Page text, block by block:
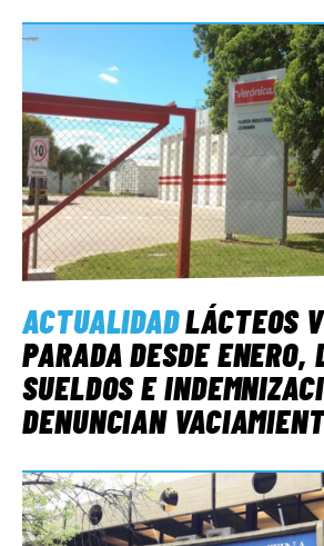
ACTUALIDADLÁCTEOS
PARADA DESDE ENERO,
SUELDOS E
DENUNCIAN